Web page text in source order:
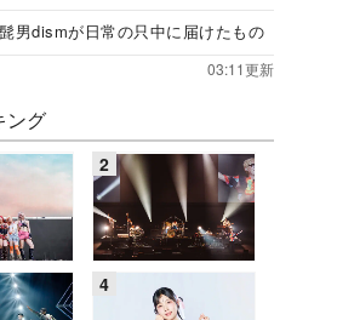
男dismが日常の只中に届けたもの
03:11更新
ング